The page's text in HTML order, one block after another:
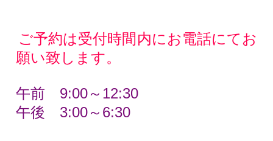
ご予約は受付時間内にお電話にてお
願い致します。
午前 9:00～12:30
午後 3:00～6:30